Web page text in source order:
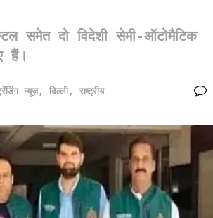
समेत दो विदेशी सेमी-ऑटोमैटिक
हैं।
न्यूज़, दिल्ली, राष्ट्रीय